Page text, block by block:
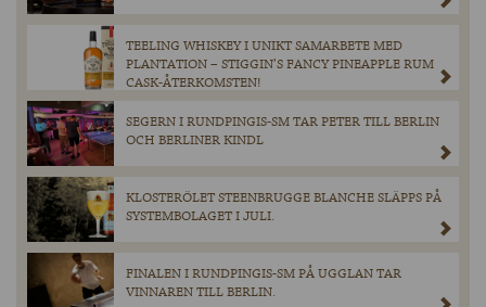
TEELING WHISKEY I UNIKT SAMARBETE MED
PLANTATION – STIGGIN’S FANCY PINEAPPLE RUM
CASK-ÅTERKOMSTEN!
SEGERN I RUNDPINGIS-SM TAR PETER TILL BERLIN
OCH BERLINER KINDL
KLOSTERÖLET STEENBRUGGE BLANCHE SLÄPPS PÅ
SYSTEMBOLAGET I JULI.
FINALEN I RUNDPINGIS-SM PÅ UGGLAN TAR
VINNAREN TILL BERLIN.